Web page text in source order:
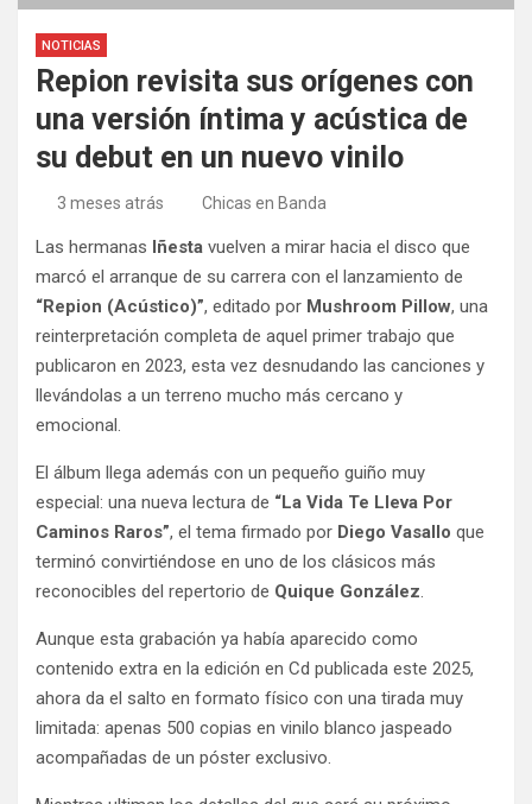
NOTICIAS
Repion revisita sus orígenes con
una versión íntima y acústica de
su debut en un nuevo vinilo
3 meses atrás Chicas en Banda
Las hermanas Iñesta vuelven a mirar hacia el disco que
marcó el arranque de su carrera con el lanzamiento de
“Repion (Acústico)”, editado por Mushroom Pillow, una
reinterpretación completa de aquel primer trabajo que
publicaron en 2023, esta vez desnudando las canciones y
llevándolas a un terreno mucho más cercano y
emocional.
El álbum llega además con un pequeño guiño muy
especial: una nueva lectura de “La Vida Te Lleva Por
Caminos Raros”, el tema firmado por Diego Vasallo que
terminó convirtiéndose en uno de los clásicos más
reconocibles del repertorio de Quique González.
Aunque esta grabación ya había aparecido como
contenido extra en la edición en Cd publicada este 2025,
ahora da el salto en formato físico con una tirada muy
limitada: apenas 500 copias en vinilo blanco jaspeado
acompañadas de un póster exclusivo.